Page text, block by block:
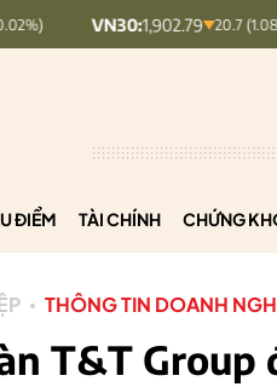
1,902.79 20.7 (1.08%)
ĐIỂM TÀI CHÍNH CHỨNG
THÔNG TIN DOANH
T&T Group